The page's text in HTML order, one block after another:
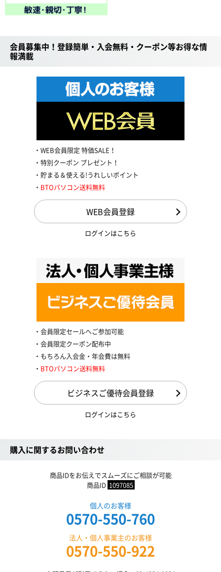
会員募集中！登録簡単・入会無料・クーポン等お得な情
報満載
WEB会員限定 特価SALE！
特別クーポン プレゼント！
貯まる＆使える!うれしいポイント
BTOパソコン送料無料
WEB会員登録
ログインはこちら
会員限定セールへご参加可能
会員限定クーポン配布中
もちろん入会金・年会費は無料
BTOパソコン送料無料
ビジネスご優待会員登録
ログインはこちら
購入に関するお問い合わせ
商品IDをお伝えでスムーズにご相談が可能
商品ID 1097085
個人のお客様
0570-550-760
法人・個人事業主のお客様
0570-550-922